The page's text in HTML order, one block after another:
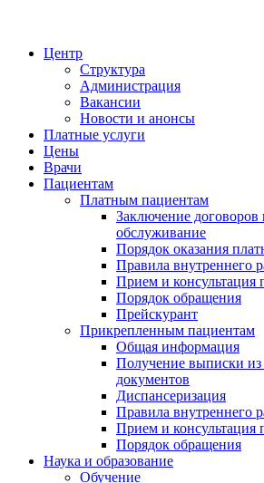
Центр
Структура
Администрация
Вакансии
Новости и анонсы
Платные услуги
Цены
Врачи
Пациентам
Платным пациентам
Заключение договоров
обслуживание
Порядок оказания
Правила внутреннего
Прием и консультация
Порядок обращения
Прейскурант
Прикрепленным пациентам
Общая информация
Получение выписки
документов
Диспансеризация
Правила внутреннего
Прием и консультация
Порядок обращения
Наука и образование
Обучение